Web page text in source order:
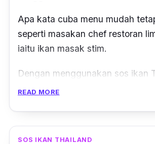
Apa kata cuba menu mudah
seperti masakan chef restoran
iaitu ikan masak stim.
Dengan menggunakan sos ikan
anda tidak perlu perisa tambahan
Hanya dengan beberapa sudu
READ MORE
SOS IKAN THAILAND